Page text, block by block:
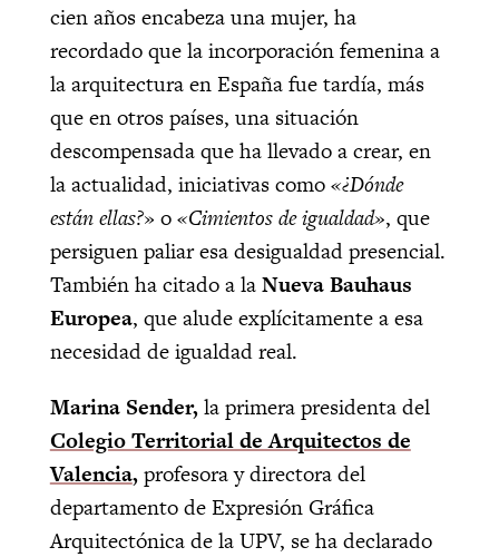
cien años encabeza una mujer, ha
recordado que la incorporación femenina a
la arquitectura en España fue tardía, más
que en otros países, una situación
descompensada que ha llevado a crear, en
la actualidad, iniciativas como«¿Dónde
están ellas?» o«Cimientos de igualdad», que
persiguen paliar esa desigualdad presencial.
También ha citado a laNueva Bauhaus
Europea, que alude explícitamente a esa
necesidad de igualdad real.
Marina Sender,la primera presidenta del
Colegio Territorial de Arquitectos de
Valencia,profesora y directora del
departamento de Expresión Gráfica
Arquitectónica de la UPV, se ha declarado